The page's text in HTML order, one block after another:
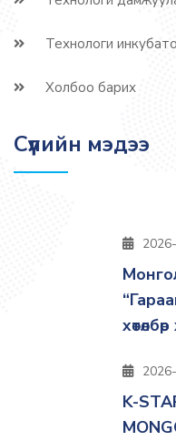
Технологи
Холбоо барих
Сүүлийн мэдээ
K-